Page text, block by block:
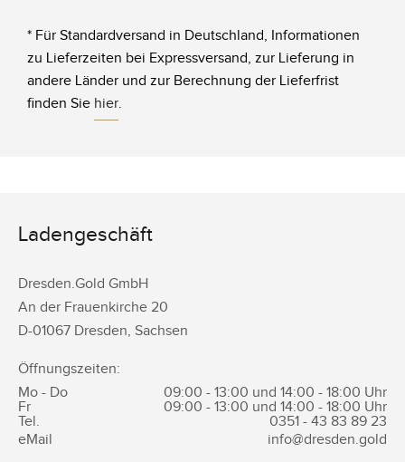
* Für Standardversand in Deutschland, Informationen
zu Lieferzeiten bei Expressversand, zur Lieferung in
andere Länder und zur Berechnung der Lieferfrist
finden Sie hier.
Ladengeschäft
Dresden.Gold GmbH
An der Frauenkirche 20
D-01067 Dresden, Sachsen
Öffnungszeiten:
Mo - Do
09:00 - 13:00 und 14:00 - 18:00 Uhr
Fr
09:00 - 13:00 und 14:00 - 18:00 Uhr
Tel.
0351 - 43 83 89 23
eMail
info@dresden.gold